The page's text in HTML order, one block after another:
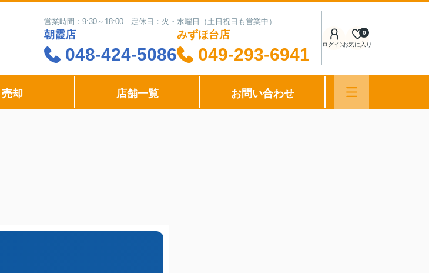
営業時間：9:30～18:00 定休日：火・水曜日（土日祝日も営業中）
朝霞店
048-424-5086
みずほ台店
049-293-6941
ログインお気に入り
0
売却 店舗一覧 お問い合わせ